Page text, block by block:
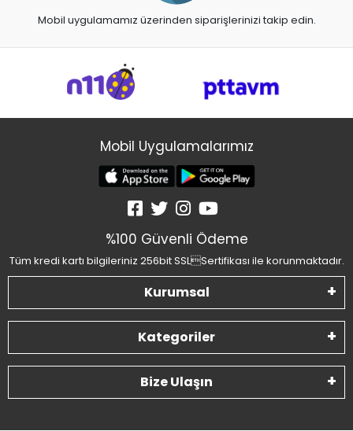
Mobil uygulamamız üzerinden siparişlerinizi takip edin.
Mobil Uygulamalarımız
%100 Güvenli Ödeme
Tüm kredi kartı bilgileriniz 256bit SSLSertifikası ile korunmaktadır.
Kurumsal
Kategoriler
Bize Ulaşın